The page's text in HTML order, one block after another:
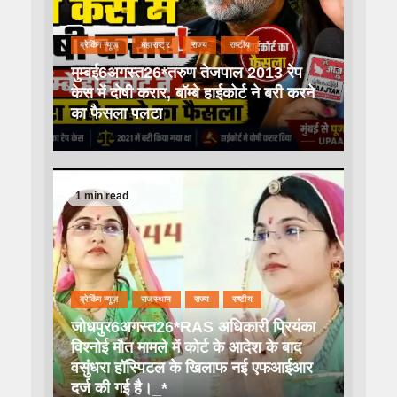
ब्रेकिंग न्यूज़ महाराष्ट्र राज्य राष्टीय
मुम्बई6अगस्त26*तरुण तेजपाल 2013 रेप
केस में दोषी करार, बॉम्बे हाईकोर्ट ने बरी करने
का फैसला पलटा
1 min read
ब्रेकिंग न्यूज़ राजस्थान राज्य राष्टीय
जोधपुर6अगस्त26*RAS अधिकारी प्रियंका
विश्नोई मौत मामले में कोर्ट के आदेश के बाद
वसुंधरा हॉस्पिटल के खिलाफ नई एफआईआर
दर्ज की गई है।_*